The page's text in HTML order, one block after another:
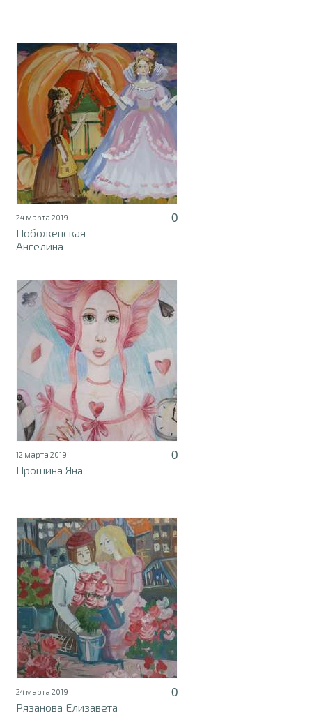
24 марта 2019
0
Побоженская
Ангелина
12 марта 2019
0
Прошина Яна
24 марта 2019
0
Рязанова Елизавета